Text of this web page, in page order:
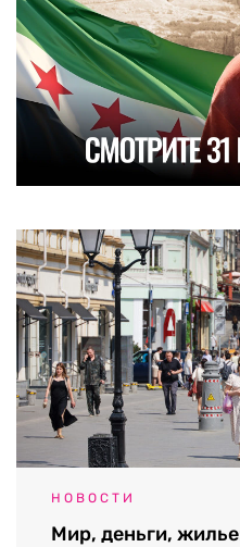
НОВОСТИ
Мир, деньги,